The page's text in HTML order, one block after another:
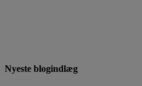
Nyeste blogindlæg